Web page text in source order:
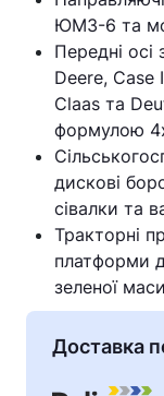
ЮМЗ-6 та
Передні
Deere, Case
Claas та
формулою
дискові
сівалки та
Тракторні
платформи
зеленої маси
Доставка